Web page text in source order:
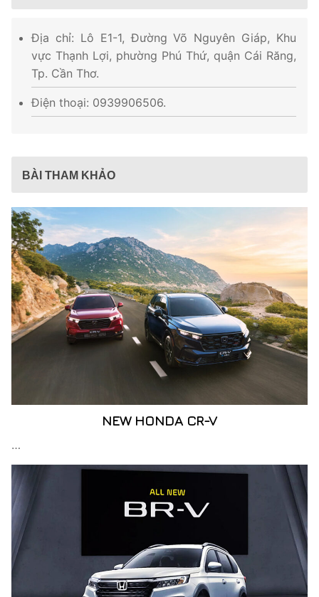
Địa chỉ: Lô E1-1, Đường Võ Nguyên Giáp, Khu
vực Thạnh Lợi, phường Phú Thứ, quận Cái Răng,
Tp. Cần Thơ.
Điện thoại: 0939906506.
BÀI THAM KHẢO
NEW HONDA CR-V
…